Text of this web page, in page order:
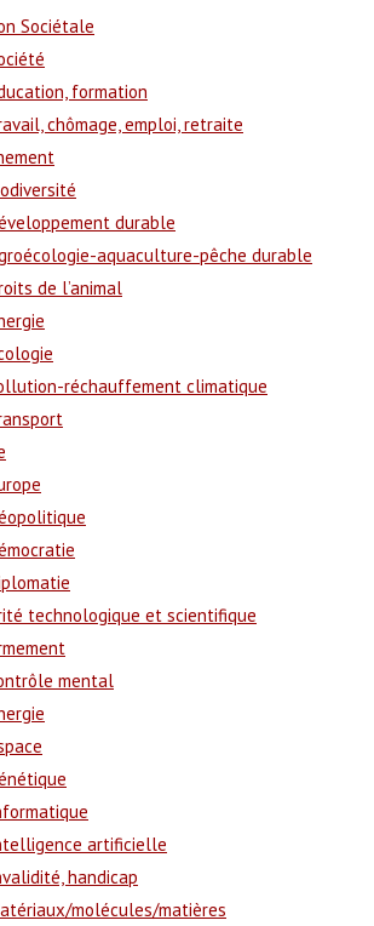
Sociétale
formation
chômage, emploi, retraite
durable
aquaculture-pêche durable
de l’animal
réchauffement climatique
technologique et scientifique
mental
artificielle
handicap
molécules/matières